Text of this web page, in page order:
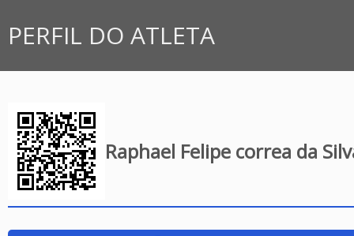
PERFIL DO ATLETA
Raphael Felipe correa da